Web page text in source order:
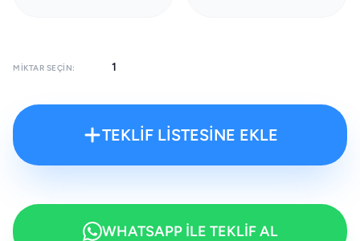
MIKTAR SEÇIN:
TEKLİF LİSTESİNE EKLE
WHATSAPP İLE TEKLİF AL